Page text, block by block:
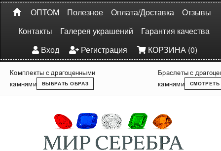
ОПТОМ Полезное Оплата/Доставка
Отзывы
Контакты
Галерея украшений
Гарантия качества
Вход
Регистрация КОРЗИНА (0)
Комплекты с драгоценными
камнями
ВЫБРАТЬ ОБРАЗ
Браслеты с
камнями
СМОТРЕТЬ